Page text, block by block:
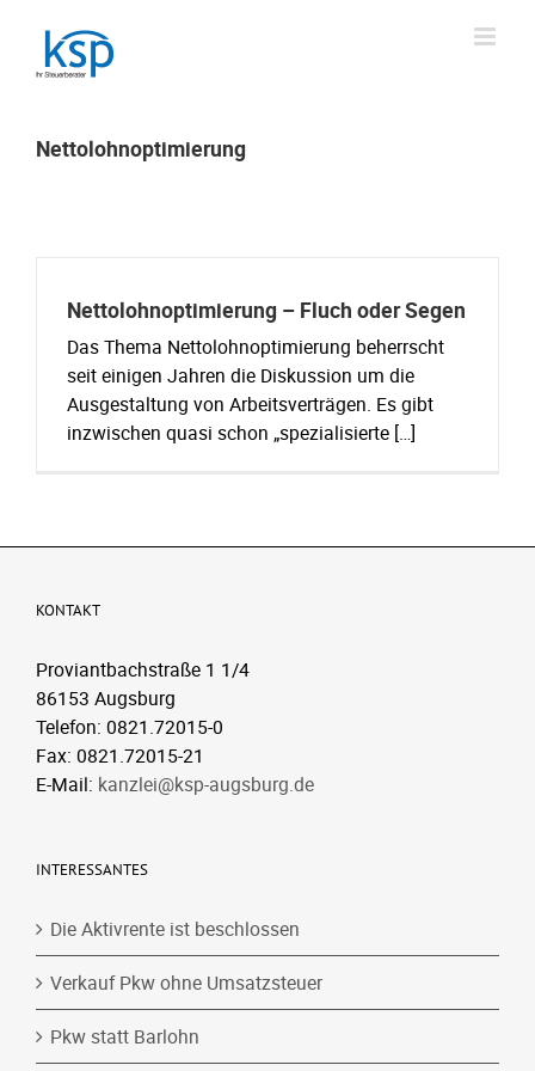
content
Nettolohnoptimierung
Nettolohnoptimierung – Fluch oder Segen
Das Thema Nettolohnoptimierung beherrscht
seit einigen Jahren die Diskussion um die
Ausgestaltung von Arbeitsverträgen. Es gibt
inzwischen quasi schon „spezialisierte […]
KONTAKT
Proviantbachstraße 1 1/4
86153 Augsburg
Telefon: 0821.72015-0
Fax: 0821.72015-21
E-Mail: kanzlei@ksp-augsburg.de
INTERESSANTES
Die Aktivrente ist beschlossen
Verkauf Pkw ohne Umsatzsteuer
Pkw statt Barlohn